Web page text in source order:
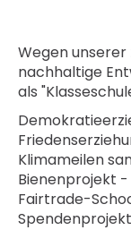
Wegen
nachhaltige
als
Klimameilen
Bienenprojekt
Fairtrade-